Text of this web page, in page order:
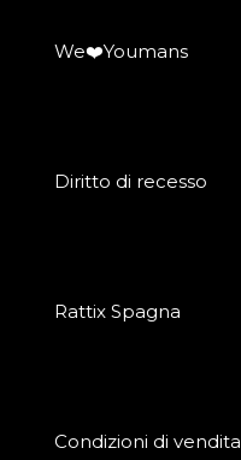
We❤️Youmans
Diritto di recesso
Rattix Spagna
Condizioni di vendita